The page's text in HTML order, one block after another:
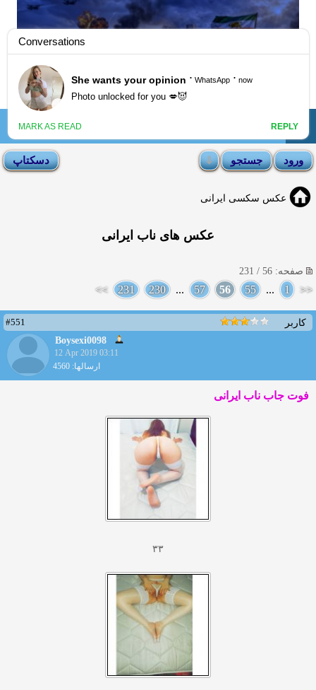
انجمن لوتی ☰
عکس سکسی ایرانی
عکس های ناب ایرانی
صفحه: 56 / 231
<<
1
...
55
56
57
...
230
231
>>
کاربر
#551
Boysexi0098
12 Apr 2019 03:11
ارسالها: 4560
فوت جاب ناب ایرانی
۳۳